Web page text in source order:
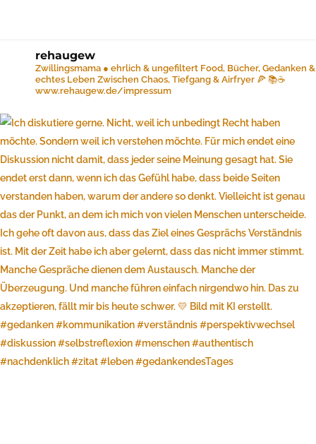
rehaugew
Zwillingsmama ● ehrlich & ungefiltert Food, Bücher, Gedanken &
echtes Leben Zwischen Chaos, Tiefgang & Airfryer 🍕 📚☕️
www.rehaugew.de/impressum